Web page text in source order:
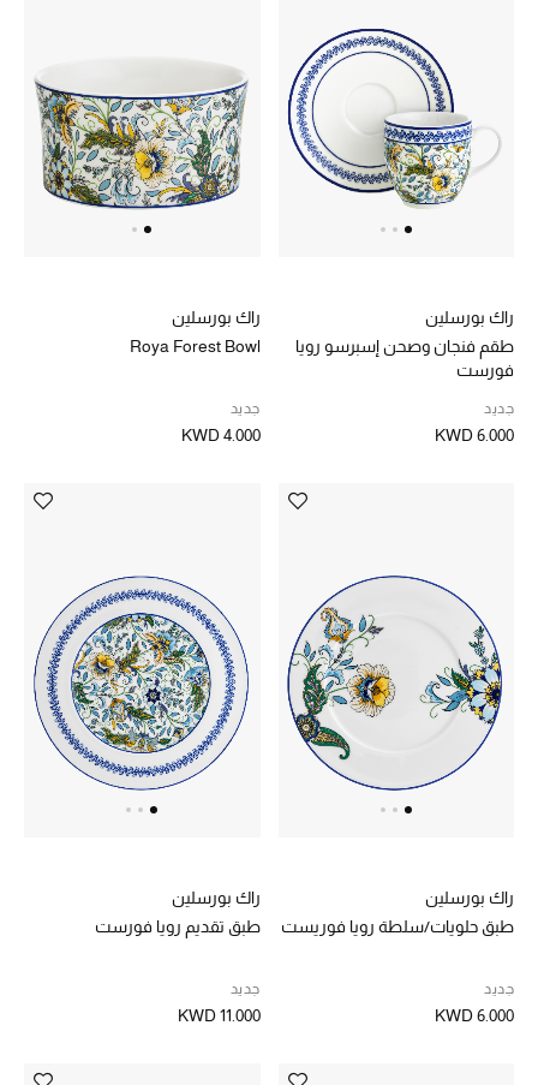
راك بورسلين
طقم فنجان وصحن إسبرسو رويا
فورست
جديد
KWD 6.000
راك بورسلين
Roya Forest Bowl
جديد
KWD 4.000
راك بورسلين
طبق حلويات/سلطة رويا فوريست
جديد
KWD 6.000
راك بورسلين
طبق تقديم رويا فورست
جديد
KWD 11.000